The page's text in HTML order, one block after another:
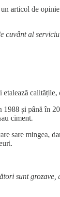
articol de
cuvânt al
și până în
ciment.
sare mingea,
sunt grozave,